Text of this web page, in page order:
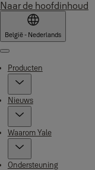
Naar de hoofdinhoud
België - Nederlands
Menu
Producten
Nieuws
Waarom Yale
Ondersteuning